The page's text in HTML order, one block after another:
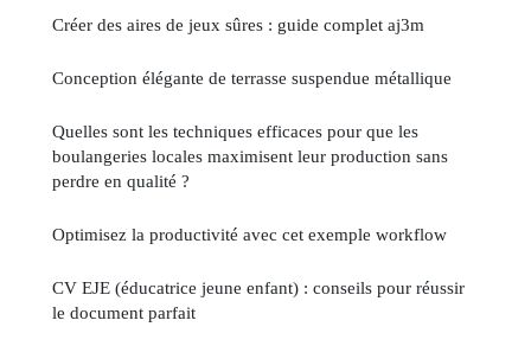
Créer des aires de jeux sûres : guide complet aj3m
Conception élégante de terrasse suspendue métallique
Quelles sont les techniques efficaces pour que les
boulangeries locales maximisent leur production sans
perdre en qualité ?
Optimisez la productivité avec cet exemple workflow
CV EJE (éducatrice jeune enfant) : conseils pour réussir
le document parfait